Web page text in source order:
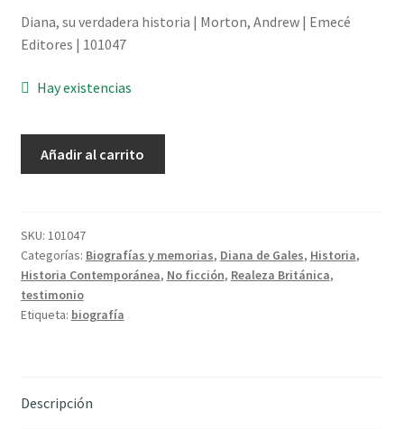
Diana, su verdadera historia | Morton, Andrew | Emecé
Editores | 101047
Hay existencias
-
Morton,
Andrew
cantidad
Añadir al carrito
SKU: 101047
Categorías: Biografías y memorias, Diana de Gales, Historia,
Historia Contemporánea, No ficción, Realeza Británica,
testimonio
Etiqueta: biografía
Descripción